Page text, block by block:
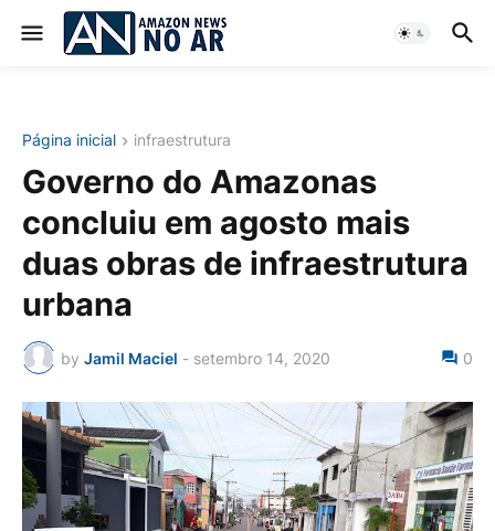
Página inicial infraestrutura
Governo do Amazonas
concluiu em agosto mais
duas obras de infraestrutura
urbana
by Jamil Maciel - setembro 14, 2020 0